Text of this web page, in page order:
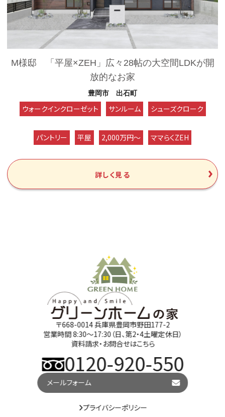
M様邸 「平屋×ZEH」広々28帖の大空間LDKが開
放的なお家
豊岡市 出石町
ウォークインクローゼット サンルーム シューズクローク
パントリー 平屋 2,000万円～ ママらくZEH
詳しく見る
〒668-0014 兵庫県豊岡市野田177-2
営業時間 8:30～17:30（日、第2・4土曜定休日）
資料請求・お問合せはこちら
0120-920-550
メールフォーム
プライバシーポリシー